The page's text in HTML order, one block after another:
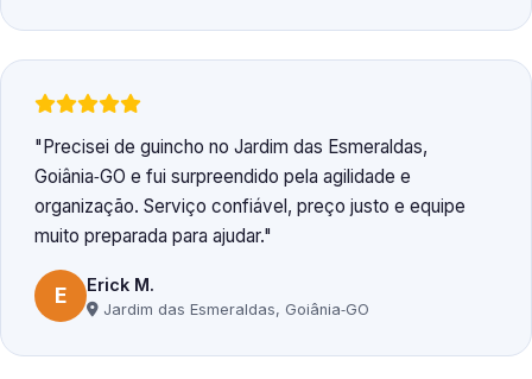
Precisei de guincho no Jardim das Esmeraldas,
Goiânia‑GO e fui surpreendido pela agilidade e
organização. Serviço confiável, preço justo e equipe
muito preparada para ajudar.
E Erick M.
Jardim das Esmeraldas, Goiânia‑GO